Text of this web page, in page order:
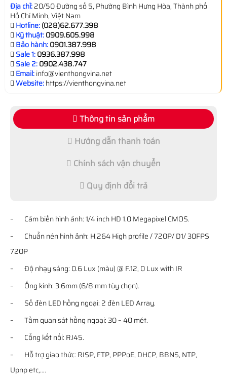
Địa chỉ:20/50 Đường số 5, Phường Bình Hưng Hòa, Thành phố
Hồ Chí Minh, Việt Nam
Hotline:(028)62.677.398
Kỹ thuật:0909.605.998
Bảo hành:0901.387.998
Sale 1:0936.387.998
Sale 2:0902.438.747
Email:info@vienthongvina.net
Website:https://vienthongvina.net
Thông tin sản phẩm
Hướng dẫn thanh toán
Chính sách vận chuyển
Quy định đổi trả
– Cảm biến hình ảnh: 1/4 inch HD 1.0 Megapixel CMOS.
– Chuẩn nén hình ảnh: H.264 High profile / 720P/ D1/ 30FPS
720P
– Độ nhạy sáng: 0.6 Lux (màu) @ F.12, 0 Lux with IR
– Ống kính: 3.6mm (6/8 mm tùy chọn).
– Số đèn LED hồng ngoại: 2 đèn LED Array.
– Tầm quan sát hồng ngoại: 30 – 40 mét.
– Cổng kết nối: RJ45.
– Hỗ trợ giao thức: RISP, FTP, PPPoE, DHCP, BBNS, NTP,
Upnp etc,….